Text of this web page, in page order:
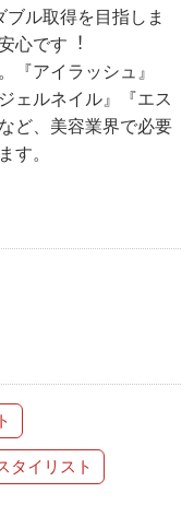
ル取得を目指しま
⼼です︕
『アイラッシュ』
ェルネイル』『エス
ど、美容業界で必要
す。
タイリスト